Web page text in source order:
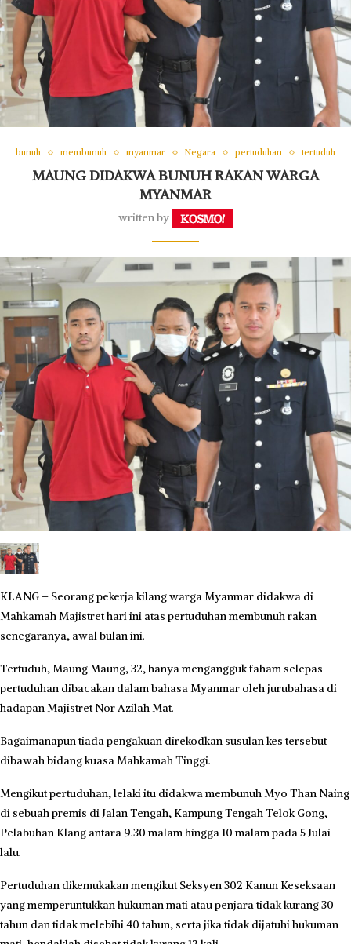
bunuh membunuh myanmar Negara pertuduhan tertuduh
MAUNG DIDAKWA BUNUH RAKAN WARGA
MYANMAR
written by
KLANG – Seorang pekerja kilang warga Myanmar didakwa di
Mahkamah Majistret hari ini atas pertuduhan membunuh rakan
senegaranya, awal bulan ini.
Tertuduh, Maung Maung, 32, hanya mengangguk faham selepas
pertuduhan dibacakan dalam bahasa Myanmar oleh jurubahasa di
hadapan Majistret Nor Azilah Mat.
Bagaimanapun tiada pengakuan direkodkan susulan kes tersebut
dibawah bidang kuasa Mahkamah Tinggi.
Mengikut pertuduhan, lelaki itu didakwa membunuh Myo Than Naing
di sebuah premis di Jalan Tengah, Kampung Tengah Telok Gong,
Pelabuhan Klang antara 9.30 malam hingga 10 malam pada 5 Julai
lalu.
Pertuduhan dikemukakan mengikut Seksyen 302 Kanun Keseksaan
yang memperuntukkan hukuman mati atau penjara tidak kurang 30
tahun dan tidak melebihi 40 tahun, serta jika tidak dijatuhi hukuman